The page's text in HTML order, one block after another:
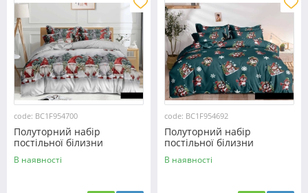
code: BC1F954700
Полуторний набір
постільної білизни
150*220 з Фланелі
№954700 Черешенька™
В наявності
code: BC1F954692
Полуторний набір
постільної білизни
150*220 з Фланелі
№954692 Черешенька™
В наявності